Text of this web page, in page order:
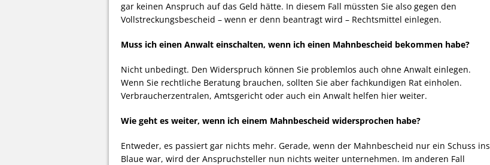
gar keinen Anspruch auf das Geld hätte. In diesem Fall müssten Sie also gegen den
Vollstreckungsbescheid – wenn er denn beantragt wird – Rechtsmittel einlegen.
Muss ich einen Anwalt einschalten, wenn ich einen Mahnbescheid bekommen habe?
Nicht unbedingt. Den Widerspruch können Sie problemlos auch ohne Anwalt einlegen.
Wenn Sie rechtliche Beratung brauchen, sollten Sie aber fachkundigen Rat einholen.
Verbraucherzentralen, Amtsgericht oder auch ein Anwalt helfen hier weiter.
Wie geht es weiter, wenn ich einem Mahnbescheid widersprochen habe?
Entweder, es passiert gar nichts mehr. Gerade, wenn der Mahnbescheid nur ein Schuss ins
Blaue war, wird der Anspruchsteller nun nichts weiter unternehmen. Im anderen Fall